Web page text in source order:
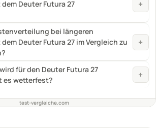
Deuter Futura 27
+
bei längeren
Deuter Futura 27 im Vergleich zu
+
für den Deuter Futura 27
es wetterfest?
+
test-vergleiche.com